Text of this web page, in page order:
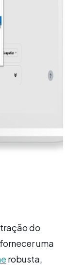
do
uma
robusta,